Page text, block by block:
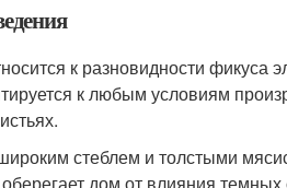
к разновидности фикуса
к любым условиям
стеблем и толстыми